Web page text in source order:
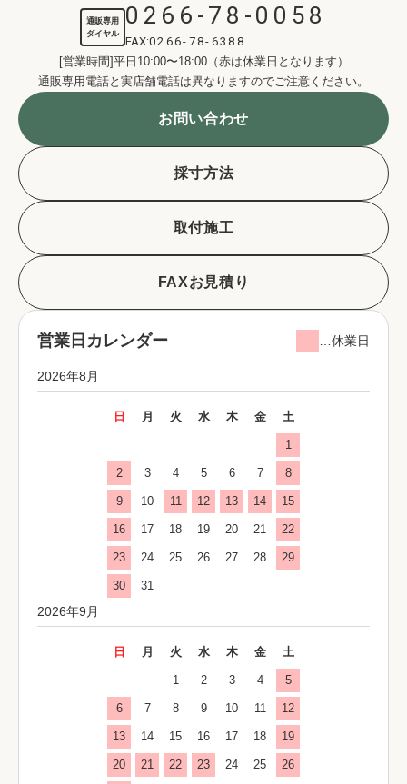
通販専用
ダイヤル
0266-78-0058
FAX:0266-78-6388
[営業時間]平日10:00〜18:00（赤は休業日となります）
通販専用電話と実店舗電話は異なりますのでご注意ください。
お問い合わせ
採寸方法
取付施工
FAXお見積り
営業日カレンダー …休業日
2026年8月
日 月 火 水 木 金 土
1
2 3 4 5 6 7 8
9 10 11 12 13 14 15
16 17 18 19 20 21 22
23 24 25 26 27 28 29
30 31
2026年9月
日 月 火 水 木 金 土
1 2 3 4 5
6 7 8 9 10 11 12
13 14 15 16 17 18 19
20 21 22 23 24 25 26